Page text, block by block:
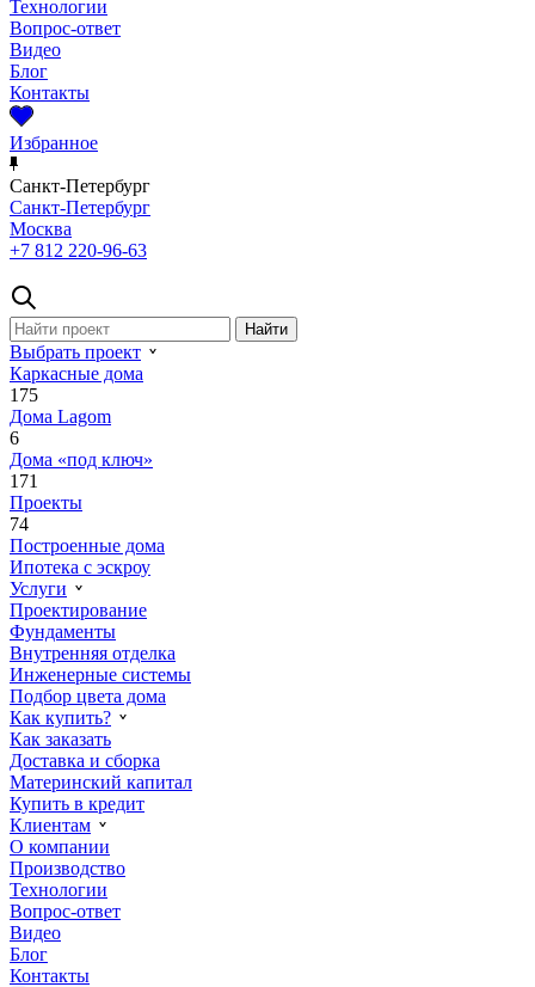
Технологии
Вопрос-ответ
Видео
Блог
Контакты
Избранное
Санкт-Петербург
Санкт-Петербург
Москва
+7 812 220-96-63
Выбрать проект
Каркасные дома
175
Дома Lagom
6
Дома «под ключ»
171
Проекты
74
Построенные дома
Ипотека с эскроу
Услуги
Проектирование
Фундаменты
Внутренняя отделка
Инженерные системы
Подбор цвета дома
Как купить?
Как заказать
Доставка и сборка
Материнский капитал
Купить в кредит
Клиентам
О компании
Производство
Технологии
Вопрос-ответ
Видео
Блог
Контакты